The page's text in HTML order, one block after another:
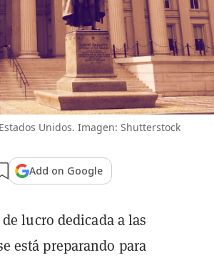
Unidos. Imagen: Shutterstock
Add on Google
lucro dedicada a las
está preparando para